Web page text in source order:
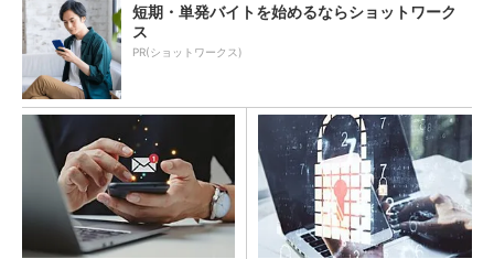
短期・単発バイトを始めるならショットワーク
ス
PR(ショットワークス)